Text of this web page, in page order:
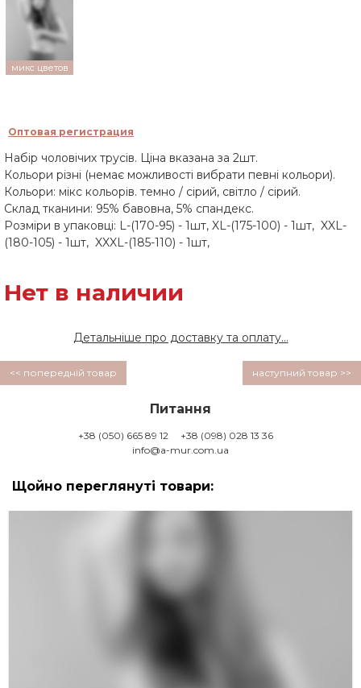
микс цветов
Оптовая регистрация
Набір чоловічих трусів. Ціна вказана за 2шт.
Кольори різні (немає можливості вибрати певні кольори).
Кольори: мікс кольорів. темно / сірий, світло / сірий.
Склад тканини: 95% бавовна, 5% спандекс.
Розміри в упаковці: L-(170-95) - 1шт, XL-(175-100) - 1шт, XXL-
(180-105) - 1шт, XXXL-(185-110) - 1шт,
Нет в наличии
Детальніше про доставку та оплату...
<< попередній товар наступний товар >>
Питання
+38 (050) 665 89 12
+38 (098) 028 13 36
info@a-mur.com.ua
Щойно переглянуті товари: